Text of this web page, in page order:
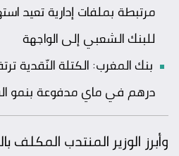
مرتبطة بملفات إدارية تعيد
للبنك الشعبي إلى الواجهة
درهم في ماي مدفوعة بنمو
وأبرز الوزير المنتدب المكلف